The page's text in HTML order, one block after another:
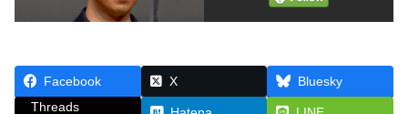
Facebook X
Bluesky
Threads